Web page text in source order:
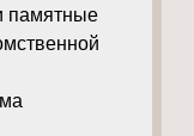
памятные